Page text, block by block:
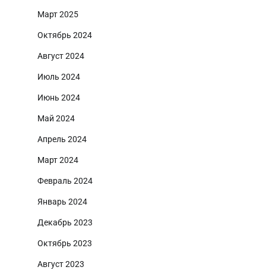
Март 2025
Октябрь 2024
Август 2024
Июль 2024
Июнь 2024
Май 2024
Апрель 2024
Март 2024
Февраль 2024
Январь 2024
Декабрь 2023
Октябрь 2023
Август 2023